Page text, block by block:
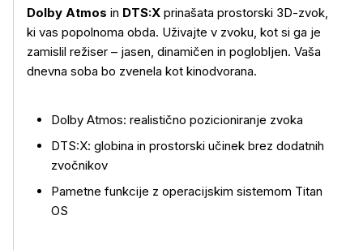
Dolby Atmos in DTS:X prinašata prostorski 3D-zvok,
ki vas popolnoma obda. Uživajte v zvoku, kot si ga je
zamislil režiser – jasen, dinamičen in poglobljen. Vaša
dnevna soba bo zvenela kot kinodvorana.
Dolby Atmos: realistično pozicioniranje zvoka
DTS:X: globina in prostorski učinek brez dodatnih
zvočnikov
Pametne funkcije z operacijskim sistemom Titan
OS